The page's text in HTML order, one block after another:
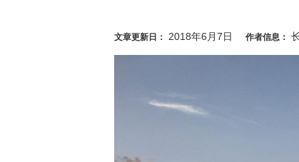
文章更新日： 2018年6月7日 作者信息：